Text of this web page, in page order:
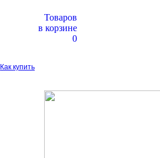
Товаров
в корзине
0
Как купить